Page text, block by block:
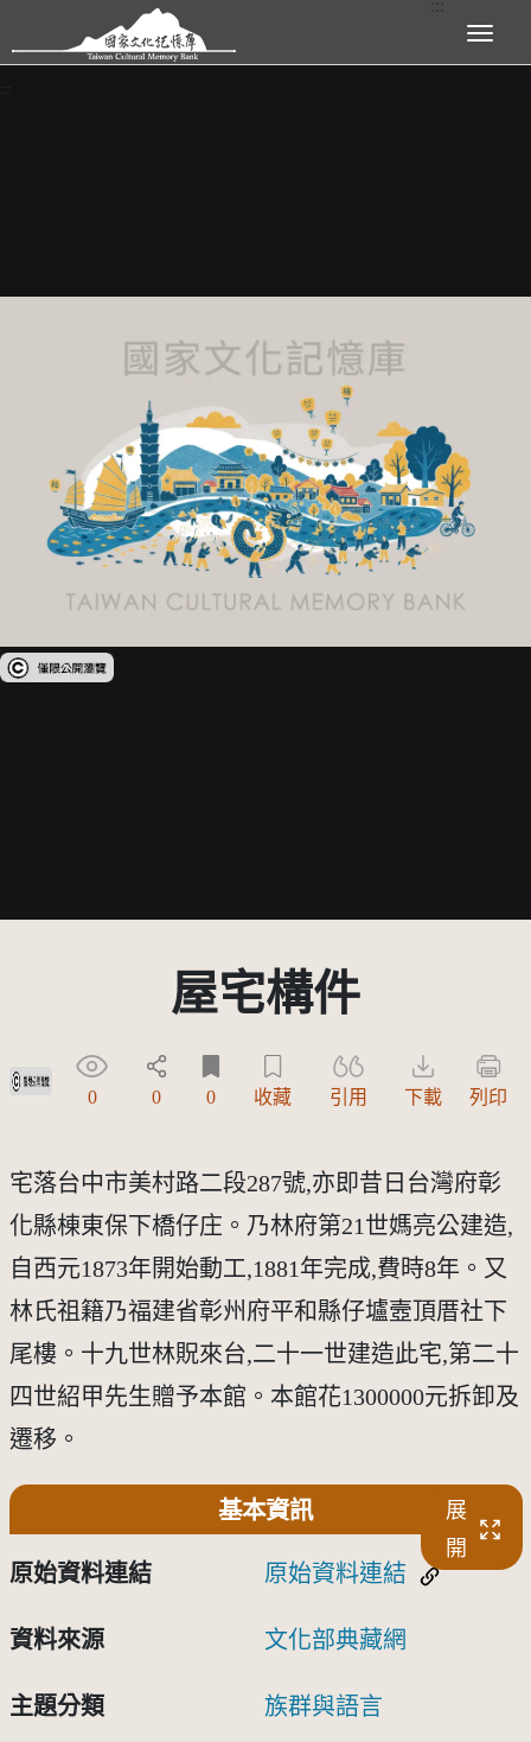
跳到主要內容區塊 展開選單
:::
受著作權法保護-僅限於本平台有限度公開瀏覽
屋宅構件
受著作權法保護-僅限於本平台有限度公開瀏覽
0 0 0 收藏 引用 下載 列印
宅落台中市美村路二段287號,亦即昔日台灣府彰
化縣棟東保下橋仔庄。乃林府第21世媽亮公建造,
自西元1873年開始動工,1881年完成,費時8年。又
林氏祖籍乃福建省彰州府平和縣仔壚壼頂厝社下
尾樓。十九世林貺來台,二十一世建造此宅,第二十
四世紹甲先生贈予本館。本館花1300000元拆卸及
遷移。
基本資訊
展
開
原始資料連結 原始資料連結
資料來源 文化部典藏網
主題分類 族群與語言